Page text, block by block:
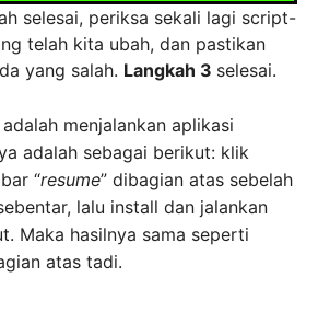
ic_launcher”
app_name”
AppTheme” >
app_name”
filter>
selesai, periksa sekali lagi script-
telah kita ubah, dan pastikan
yang salah. Langkah 3 selesai.
adalah menjalankan aplikasi
adalah sebagai berikut: klik
“resume” dibagian atas sebelah
lalu install dan jalankan
Maka hasilnya sama seperti
atas tadi.